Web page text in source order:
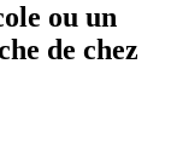
ou un
de chez